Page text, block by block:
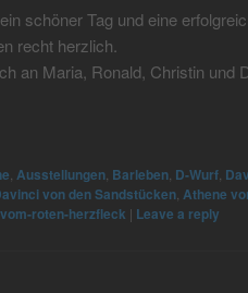
schöner Tag und eine
recht herzlich.
an Maria, Ronald, Christin und
Ausstellungen Barleben D-Wurf
von den Sandstücken Athene
roten-herzfleck | Leave a reply